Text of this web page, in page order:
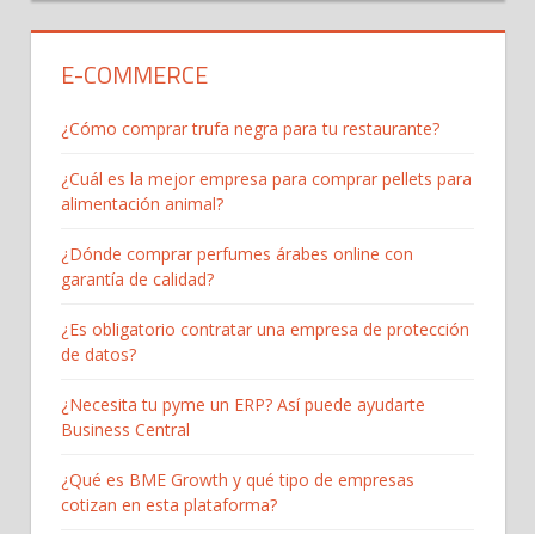
E-COMMERCE
¿Cómo comprar trufa negra para tu restaurante?
¿Cuál es la mejor empresa para comprar pellets para
alimentación animal?
¿Dónde comprar perfumes árabes online con
garantía de calidad?
¿Es obligatorio contratar una empresa de protección
de datos?
¿Necesita tu pyme un ERP? Así puede ayudarte
Business Central
¿Qué es BME Growth y qué tipo de empresas
cotizan en esta plataforma?